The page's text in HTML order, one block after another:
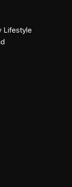
Lifestyle